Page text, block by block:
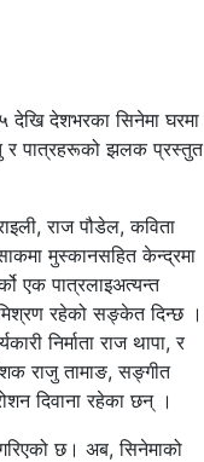
देखि देशभरका सिनेमा घरमा
र पात्रहरूको झलक प्रस्तुत
राज पौडेल, कविता
मुस्कानसहित केन्द्रमा
एक पात्रलाइअत्यन्त
रहेको सङ्केत दिन्छ ।
निर्माता राज थापा, र
राजु तामाङ, सङ्गीत
दिवाना रहेका छन् ।
छ। अब, सिनेमाको